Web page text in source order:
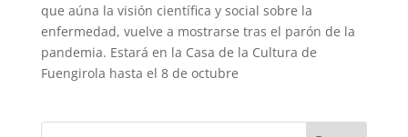
que aúna la visión científica y social sobre la
enfermedad, vuelve a mostrarse tras el parón de la
pandemia. Estará en la Casa de la Cultura de
Fuengirola hasta el 8 de octubre